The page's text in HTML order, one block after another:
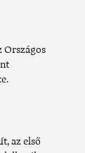
Országos
az első